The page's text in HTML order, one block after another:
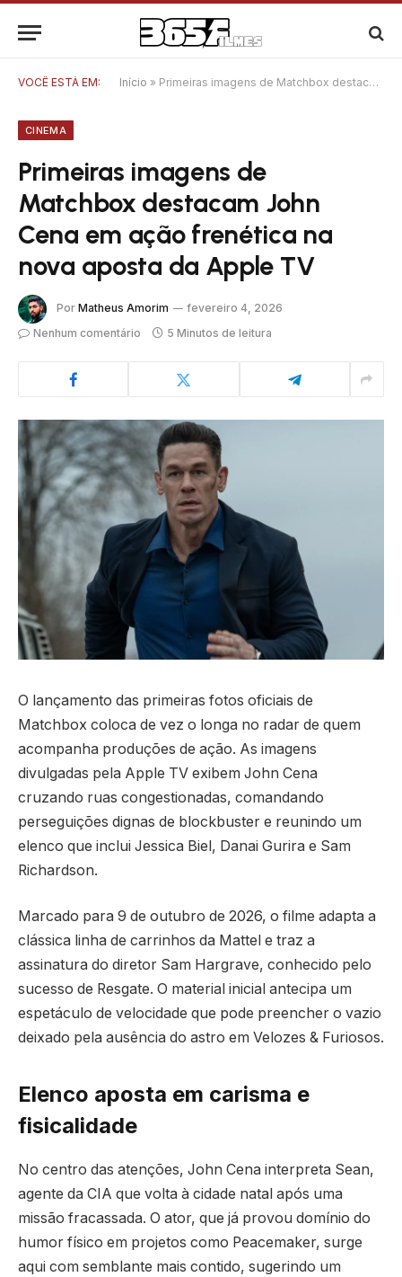
VOCÊ ESTÁ EM: Início » Primeiras imagens de Matchbox destacam John Cena em ação frenética na nova aposta da Apple TV
CINEMA
Primeiras imagens de
Matchbox destacam John
Cena em ação frenética na
nova aposta da Apple TV
Por Matheus Amorim
fevereiro 4, 2026
Nenhum comentário
5 Minutos de leitura
O lançamento das primeiras fotos oficiais de
Matchbox coloca de vez o longa no radar de quem
acompanha produções de ação. As imagens
divulgadas pela Apple TV exibem John Cena
cruzando ruas congestionadas, comandando
perseguições dignas de blockbuster e reunindo um
elenco que inclui Jessica Biel, Danai Gurira e Sam
Richardson.
Marcado para 9 de outubro de 2026, o filme adapta a
clássica linha de carrinhos da Mattel e traz a
assinatura do diretor Sam Hargrave, conhecido pelo
sucesso de Resgate. O material inicial antecipa um
espetáculo de velocidade que pode preencher o vazio
deixado pela ausência do astro em Velozes & Furiosos.
Elenco aposta em carisma e
fisicalidade
No centro das atenções, John Cena interpreta Sean,
agente da CIA que volta à cidade natal após uma
missão fracassada. O ator, que já provou domínio do
humor físico em projetos como Peacemaker, surge
aqui com semblante mais contido, sugerindo um